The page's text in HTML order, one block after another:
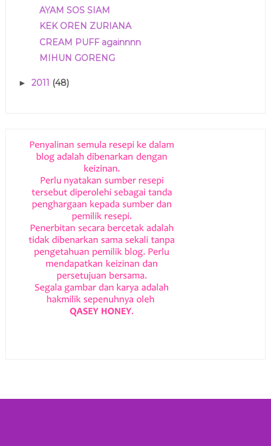
AYAM SOS SIAM
KEK OREN ZURIANA
CREAM PUFF againnnn
MIHUN GORENG
► 2011 (48)